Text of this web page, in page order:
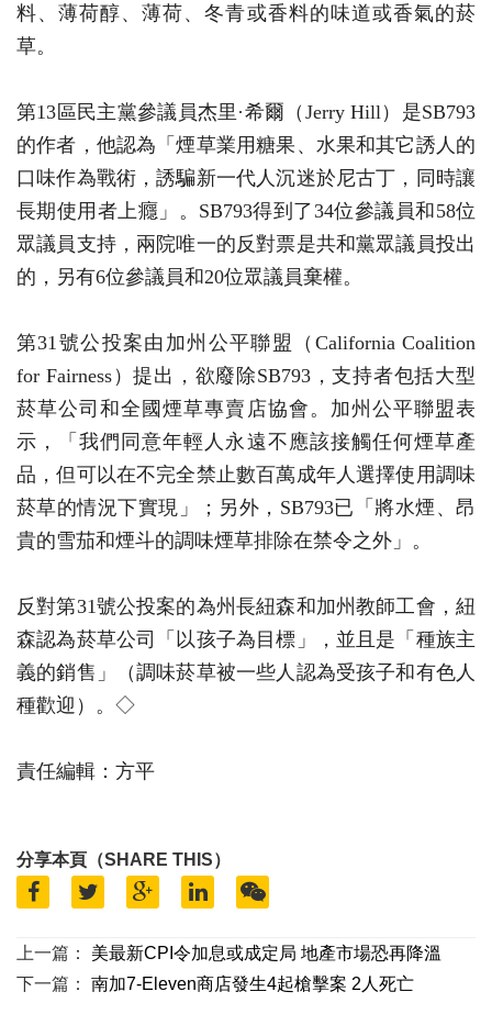
料、薄荷醇、薄荷、冬青或香料的味道或香氣的菸
草。
第13區民主黨參議員杰里·希爾（Jerry Hill）是SB793
的作者，他認為「煙草業用糖果、水果和其它誘人的
口味作為戰術，誘騙新一代人沉迷於尼古丁，同時讓
長期使用者上癮」。SB793得到了34位參議員和58位
眾議員支持，兩院唯一的反對票是共和黨眾議員投出
的，另有6位參議員和20位眾議員棄權。
第31號公投案由加州公平聯盟（California Coalition
for Fairness）提出，欲廢除SB793，支持者包括大型
菸草公司和全國煙草專賣店協會。加州公平聯盟表
示，「我們同意年輕人永遠不應該接觸任何煙草產
品，但可以在不完全禁止數百萬成年人選擇使用調味
菸草的情況下實現」；另外，SB793已「將水煙、昂
貴的雪茄和煙斗的調味煙草排除在禁令之外」。
反對第31號公投案的為州長紐森和加州教師工會，紐
森認為菸草公司「以孩子為目標」，並且是「種族主
義的銷售」（調味菸草被一些人認為受孩子和有色人
種歡迎）。◇
責任編輯：方平
分享本頁（SHARE THIS）
上一篇：
美最新CPI令加息或成定局 地產市場恐再降溫
下一篇：
南加7-Eleven商店發生4起槍擊案 2人死亡